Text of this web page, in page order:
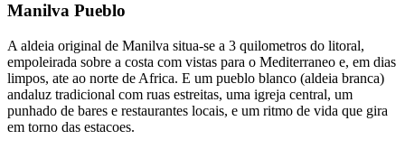
Manilva Pueblo
A aldeia original de Manilva situa-se a 3 quilometros do litoral,
empoleirada sobre a costa com vistas para o Mediterraneo e, em dias
limpos, ate ao norte de Africa. E um pueblo blanco (aldeia branca)
andaluz tradicional com ruas estreitas, uma igreja central, um
punhado de bares e restaurantes locais, e um ritmo de vida que gira
em torno das estacoes.